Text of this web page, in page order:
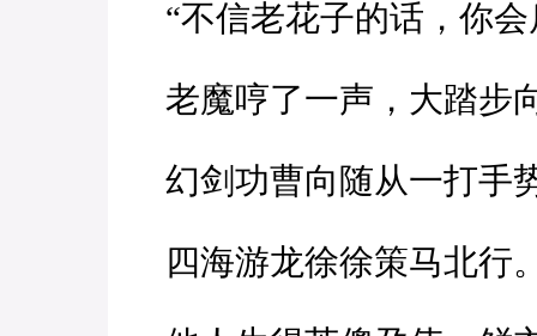
“不信老花子的话，你会
老魔哼了一声，大踏步
幻剑功曹向随从一打手
四海游龙徐徐策马北行